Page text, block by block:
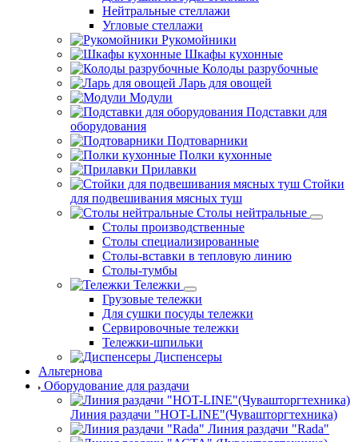
Нейтральные стеллажи
Угловые стеллажи
Рукомойники
Шкафы кухонные
Колоды разрубочные
Ларь для овощей
Модули
Подставки для
оборудования
Подтоварники
Полки кухонные
Прилавки
Стойки
для подвешивания мясных туш
Столы нейтральные
Столы производственные
Столы специализированные
Столы-вставки в тепловую линию
Столы-тумбы
Тележки
Грузовые тележки
Для сушки посуды тележки
Сервировочные тележки
Тележки-шпильки
Диспенсеры
Альтернова
Оборудование для раздачи
Линия раздачи "HOT-LINE"(Чувашторгтехника)
Линия раздачи "Rada"